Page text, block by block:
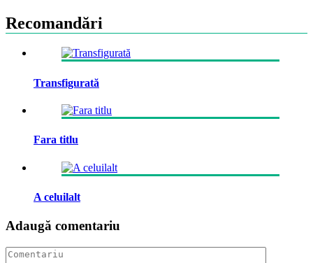
Recomandări
Transfigurată
Fara titlu
A celuilalt
Adaugă comentariu